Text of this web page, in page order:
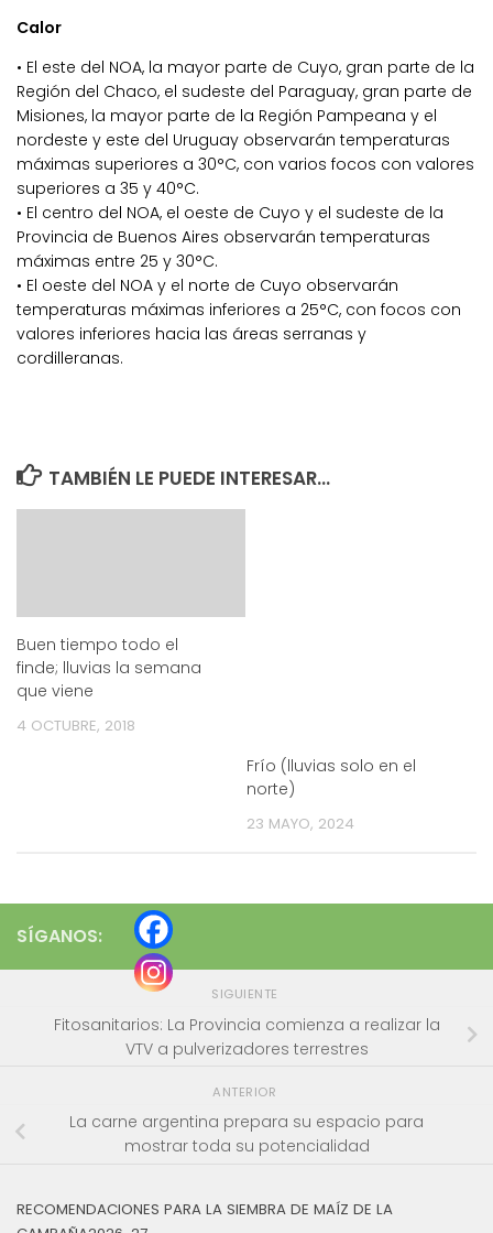
Calor
• El este del NOA, la mayor parte de Cuyo, gran parte de la
Región del Chaco, el sudeste del Paraguay, gran parte de
Misiones, la mayor parte de la Región Pampeana y el
nordeste y este del Uruguay observarán temperaturas
máximas superiores a 30°C, con varios focos con valores
superiores a 35 y 40°C.
• El centro del NOA, el oeste de Cuyo y el sudeste de la
Provincia de Buenos Aires observarán temperaturas
máximas entre 25 y 30°C.
• El oeste del NOA y el norte de Cuyo observarán
temperaturas máximas inferiores a 25°C, con focos con
valores inferiores hacia las áreas serranas y
cordilleranas.
TAMBIÉN LE PUEDE INTERESAR...
Buen tiempo todo el
finde; lluvias la semana
que viene
4 OCTUBRE, 2018
Frío (lluvias solo en el
norte)
23 MAYO, 2024
SÍGANOS:
SIGUIENTE
Fitosanitarios: La Provincia comienza a realizar la
VTV a pulverizadores terrestres
ANTERIOR
La carne argentina prepara su espacio para
mostrar toda su potencialidad
RECOMENDACIONES PARA LA SIEMBRA DE MAÍZ DE LA